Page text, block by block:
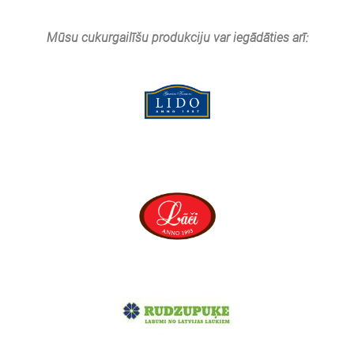
Mūsu cukurgailīšu produkciju var iegādāties arī: